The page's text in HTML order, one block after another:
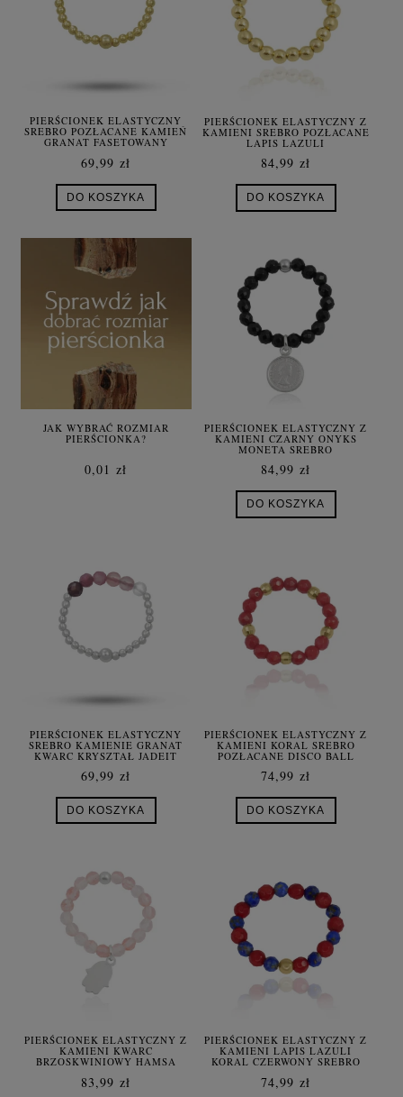
PIERŚCIONEK ELASTYCZNY
SREBRO POZŁACANE KAMIEŃ
GRANAT FASETOWANY
69,99 zł
DO KOSZYKA
PIERŚCIONEK ELASTYCZNY Z
KAMIENI SREBRO POZŁACANE
LAPIS LAZULI
84,99 zł
DO KOSZYKA
JAK WYBRAĆ ROZMIAR
PIERŚCIONKA?
0,01 zł
PIERŚCIONEK ELASTYCZNY Z
KAMIENI CZARNY ONYKS
MONETA SREBRO
84,99 zł
DO KOSZYKA
PIERŚCIONEK ELASTYCZNY
SREBRO KAMIENIE GRANAT
KWARC KRYSZTAŁ JADEIT
69,99 zł
DO KOSZYKA
PIERŚCIONEK ELASTYCZNY Z
KAMIENI KORAL SREBRO
POZŁACANE DISCO BALL
74,99 zł
DO KOSZYKA
PIERŚCIONEK ELASTYCZNY Z
KAMIENI KWARC
BRZOSKWINIOWY HAMSA
83,99 zł
PIERŚCIONEK ELASTYCZNY Z
KAMIENI LAPIS LAZULI
KORAL CZERWONY SREBRO
74,99 zł